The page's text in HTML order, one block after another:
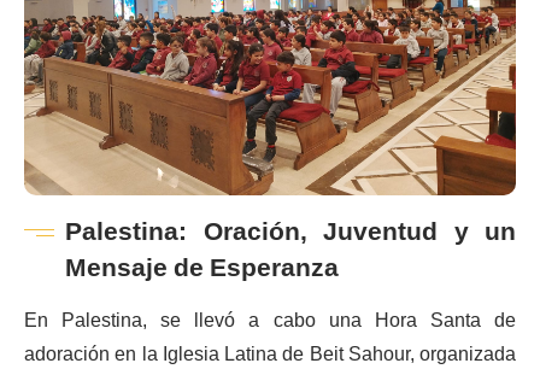
Palestina: Oración, Juventud y un
Mensaje de Esperanza
En Palestina, se llevó a cabo una Hora Santa de
adoración en la Iglesia Latina de Beit Sahour, organizada